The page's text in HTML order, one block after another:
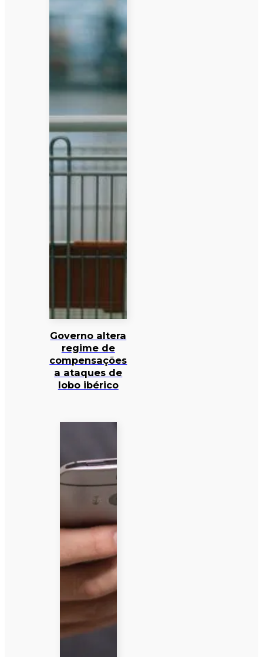
Governo altera
regime de
compensações
a ataques de
lobo ibérico